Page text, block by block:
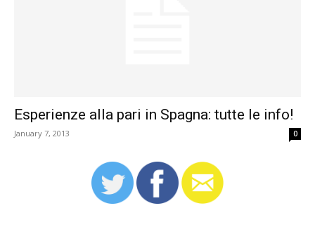
Esperienze alla pari in Spagna: tutte le info!
January 7, 2013 0